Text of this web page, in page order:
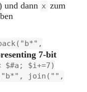
und dann x zum
7-bit
$i+=7)
join("",